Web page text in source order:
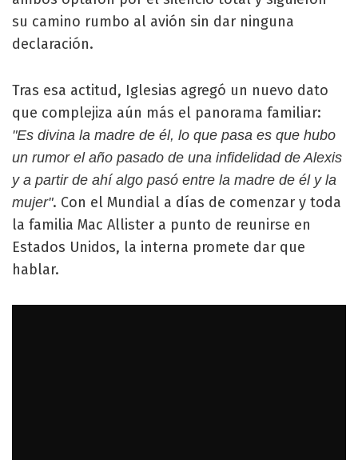
su camino rumbo al avión sin dar ninguna
declaración.
Tras esa actitud, Iglesias agregó un nuevo dato
que complejiza aún más el panorama familiar:
"Es divina la madre de él, lo que pasa es que hubo
un rumor el año pasado de una infidelidad de Alexis
y a partir de ahí algo pasó entre la madre de él y la
mujer". Con el Mundial a días de comenzar y toda
la familia Mac Allister a punto de reunirse en
Estados Unidos, la interna promete dar que
hablar.